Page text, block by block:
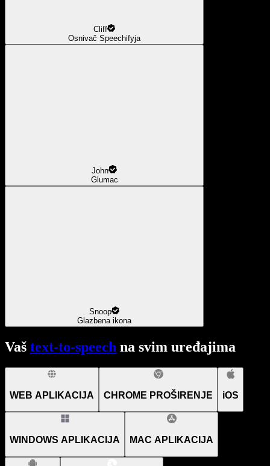
Cliff
Osnivač Speechifyja
John
Glumac
Snoop
Glazbena ikona
Vaš text-to-speech na svim uređajima
WEB APLIKACIJA CHROME PROŠIRENJE iOS
WINDOWS APLIKACIJA MAC APLIKACIJA